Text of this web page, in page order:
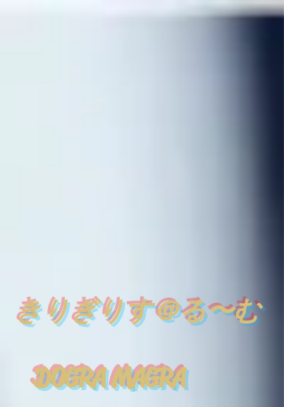
きりぎりす＠る〜む
DOGRA MAGRA